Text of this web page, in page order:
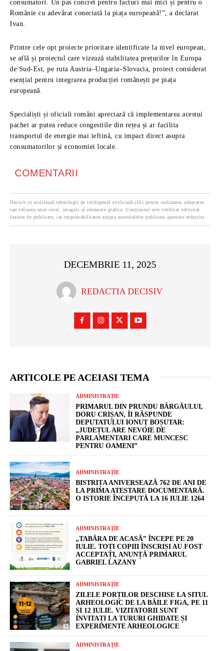
consumatori. Un pas concret pentru facturi mai mici și pentru o
Românie cu adevărat conectată la piața europeană!”, a declarat
Ivan.
Printre cele opt proiecte prioritare identificate la nivel european,
se află și proiectul care vizează stabilitatea prețurilor în Europa
de Sud-Est, pe ruta Austria–Ungaria–Slovacia, proiect considerat
esențial pentru integrarea producției românești pe piața
europeană.
Specialiști și oficiali români apreciază că implementarea acestui
pachet ar putea reduce congestiile din rețea și ar facilita
transportul de energie mai ieftină, cu impact direct asupra
consumatorilor și economiei locale.
COMENTARII
Decisiv.ro utilizează tehnologii de inteligență artificială (IA) pentru realizarea, adaptarea
sau editarea unor texte, imagini și elemente grafice. Conținutul este verificat editorial
înainte de publicare, iar responsabilitatea asupra materialelor publicate aparține redacției.
DECEMBRIE 11, 2025
REDACTIA DECISIV
ARTICOLE PE ACEIASI TEMA
ADMINISTRAȚIE
PRIMARUL DIN PRUNDU BÂRGĂULUI,
DORU CRIȘAN, ÎI RĂSPUNDE
DEPUTATULUI IONUȚ BOȘUTAR:
„JUDEȚUL ARE NEVOIE DE
PARLAMENTARI CARE MUNCESC
PENTRU OAMENI”
ADMINISTRAȚIE
BISTRIȚA ANIVERSEAZĂ 762 DE ANI DE
LA PRIMA ATESTARE DOCUMENTARĂ.
O ISTORIE ÎNCEPUTĂ LA 16 IULIE 1264
ADMINISTRAȚIE
„TABĂRA DE ACASĂ” ÎNCEPE PE 20
IULIE. TOȚI COPIII ÎNSCRIȘI AU FOST
ACCEPTAȚI, ANUNȚĂ PRIMARUL
GABRIEL LAZANY
ADMINISTRAȚIE
ZILELE PORȚILOR DESCHISE LA SITUL
ARHEOLOGIC DE LA BĂILE FIGA, PE 11
ȘI 12 IULIE. VIZITATORII SUNT
INVITAȚI LA TURURI GHIDATE ȘI
EXPERIMENTE ARHEOLOGICE
ADMINISTRAȚIE